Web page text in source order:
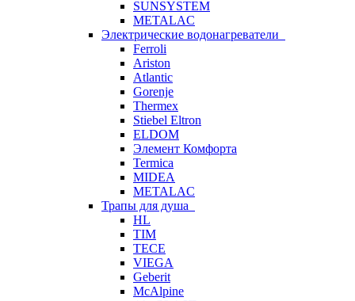
SUNSYSTEM
METALAC
Электрические водонагреватели
Ferroli
Ariston
Atlantic
Gorenje
Thermex
Stiebel Eltron
ELDOM
Элемент Комфорта
Termica
MIDEA
METALAC
Трапы для душа
HL
TIM
TECE
VIEGA
Geberit
McAlpine